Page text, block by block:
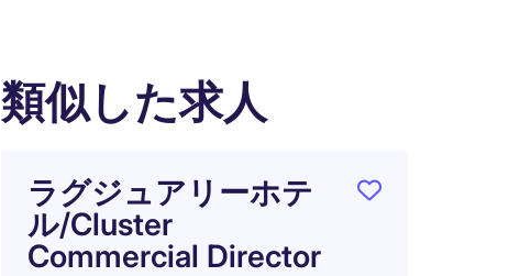
類似した求人
ラグジュアリーホテ
ル/Cluster
Commercial Director